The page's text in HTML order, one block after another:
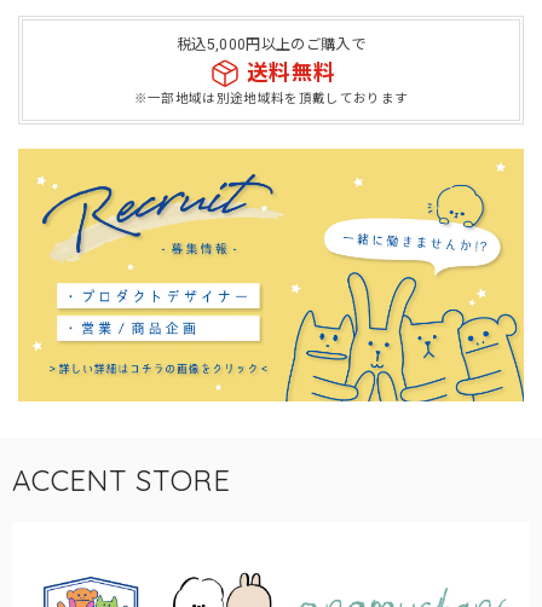
税込5,000円以上のご購入で
送料無料
※一部地域は別途地域料を頂戴しております
ACCENT STORE